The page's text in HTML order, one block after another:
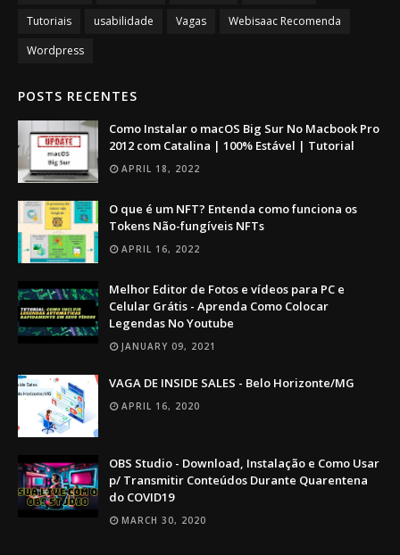
Tutoriais
usabilidade Vagas
Webisaac Recomenda
Wordpress
POSTS RECENTES
Como Instalar o macOS Big Sur No Macbook Pro
2012 com Catalina | 100% Estável | Tutorial
APRIL 18, 2022
O que é um NFT? Entenda como funciona os
Tokens Não-fungíveis NFTs
APRIL 16, 2022
Melhor Editor de Fotos e vídeos para PC e
Celular Grátis - Aprenda Como Colocar
Legendas No Youtube
JANUARY 09, 2021
VAGA DE INSIDE SALES - Belo Horizonte/MG
APRIL 16, 2020
OBS Studio - Download, Instalação e Como Usar
p/ Transmitir Conteúdos Durante Quarentena
do COVID19
MARCH 30, 2020